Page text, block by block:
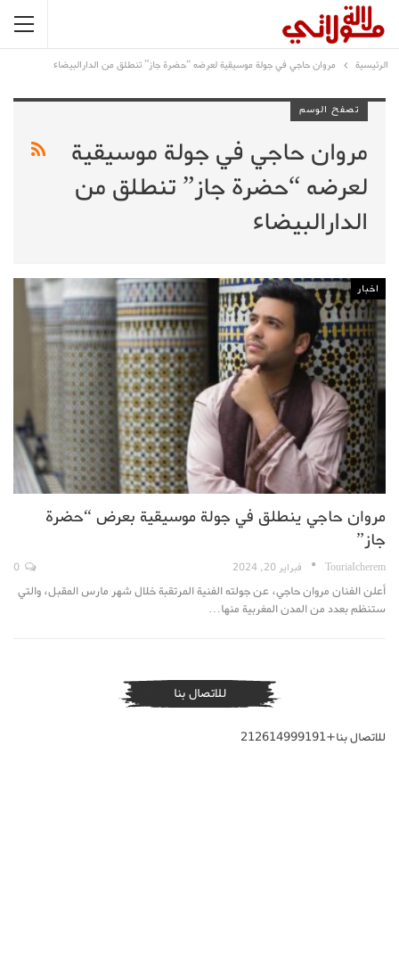
الرئيسية مروان حاجي في جولة موسيقية لعرضه “حضرة جاز” تنطلق من الدارالبيضاء
تصفح الوسم
مروان حاجي في جولة موسيقية
لعرضه “حضرة جاز” تنطلق من
الدارالبيضاء
اخبار
مروان حاجي ينطلق في جولة موسيقية بعرض “حضرة
جاز”
TouriaIcherem فبراير 20, 2024
أعلن الفنان مروان حاجي، عن جولته الفنية المرتقبة خلال شهر مارس المقبل، والتي
ستنظم بعدد من المدن المغربية منها…
للاتصال بنا
للاتصال بنا+212614999191